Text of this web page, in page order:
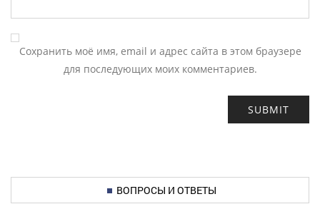
Сохранить моё имя, email и адрес сайта в этом браузере
для последующих моих комментариев.
ВОПРОСЫ И ОТВЕТЫ